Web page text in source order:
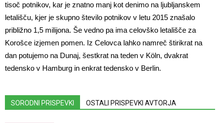
tisoč potnikov, kar je znatno manj kot denimo na ljubljanskem
letališču, kjer je skupno število potnikov v letu 2015 znašalo
približno 1,5 milijona. Še vedno pa ima celovško letališče za
Korošce izjemen pomen. Iz Celovca lahko namreč štirikrat na
dan potujemo na Dunaj, šestkrat na teden v Köln, dvakrat
tedensko v Hamburg in enkrat tedensko v Berlin.
SORODNI PRISPEVKI OSTALI PRISPEVKI AVTORJA